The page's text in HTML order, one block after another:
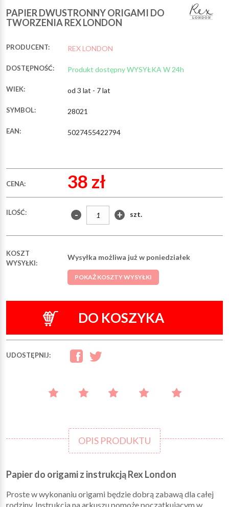
PAPIER DWUSTRONNY ORIGAMI DO
TWORZENIA REX LONDON
PRODUCENT: REX LONDON
DOSTĘPNOŚĆ: Produkt dostępny WYSYŁKA W 24h
WIEK: od 3 lat - 7 lat
SYMBOL: 28021
EAN: 5027455422794
CENA: 38 zł
ILOŚĆ: - + szt.
KOSZT
WYSYŁKI:
Wysyłka możliwa już w poniedziałek
POKAŻ KOSZTY WYSYŁKI
DO KOSZYKA
UDOSTĘPNIJ:
OPIS PRODUKTU
Papier do origami z instrukcją Rex London
Proste w wykonaniu origami będzie dobrą zabawą dla całej
rodziny. Instrukcja na arkuszu pomoże początkującym w